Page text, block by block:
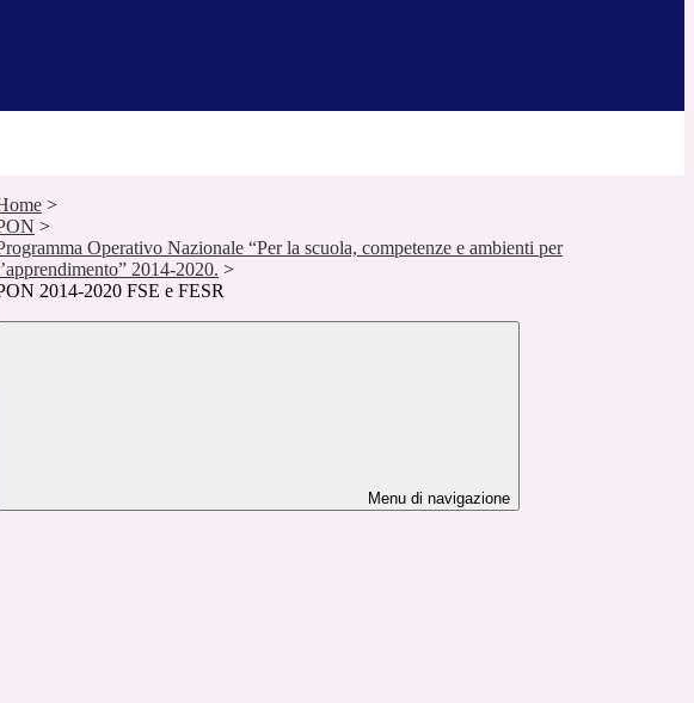
>
>
Operativo Nazionale “Per la scuola, competenze e ambienti per
2014-2020. >
2014-2020 FSE e FESR
Menu di navigazione